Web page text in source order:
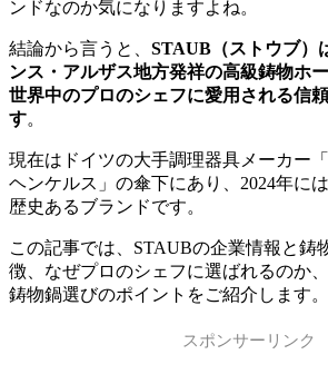
ンドなのか気になりますよね。
結論から言うと、 STAUB（ストウブ）
ンス・アルザス地方発祥の高級鋳物ホ
世界中のプロのシェフに愛用される信
す。
現在はドイツの大手調理器具メーカー
ヘンケルス」の傘下にあり、2024年に
歴史あるブランドです。
この記事では、STAUBの企業情報と鋳
徴、なぜプロのシェフに選ばれるのか
鋳物鍋選びのポイントをご紹介します。
スポンサーリンク